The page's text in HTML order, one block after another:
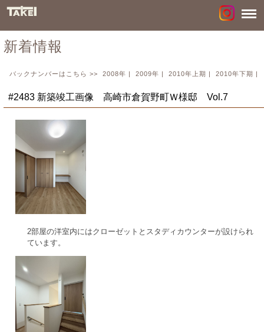
新着情報
バックナンバーはこちら >> 2008年 | 2009年 | 2010年上期 | 2010年下期 |
#2483 新築竣工画像 高崎市倉賀野町Ｗ様邸 Vol.7
2部屋の洋室内にはクローゼットとスタディカウンターが設けられ
ています。